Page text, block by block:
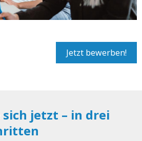
Jetzt bewerben!
sich jetzt – in drei